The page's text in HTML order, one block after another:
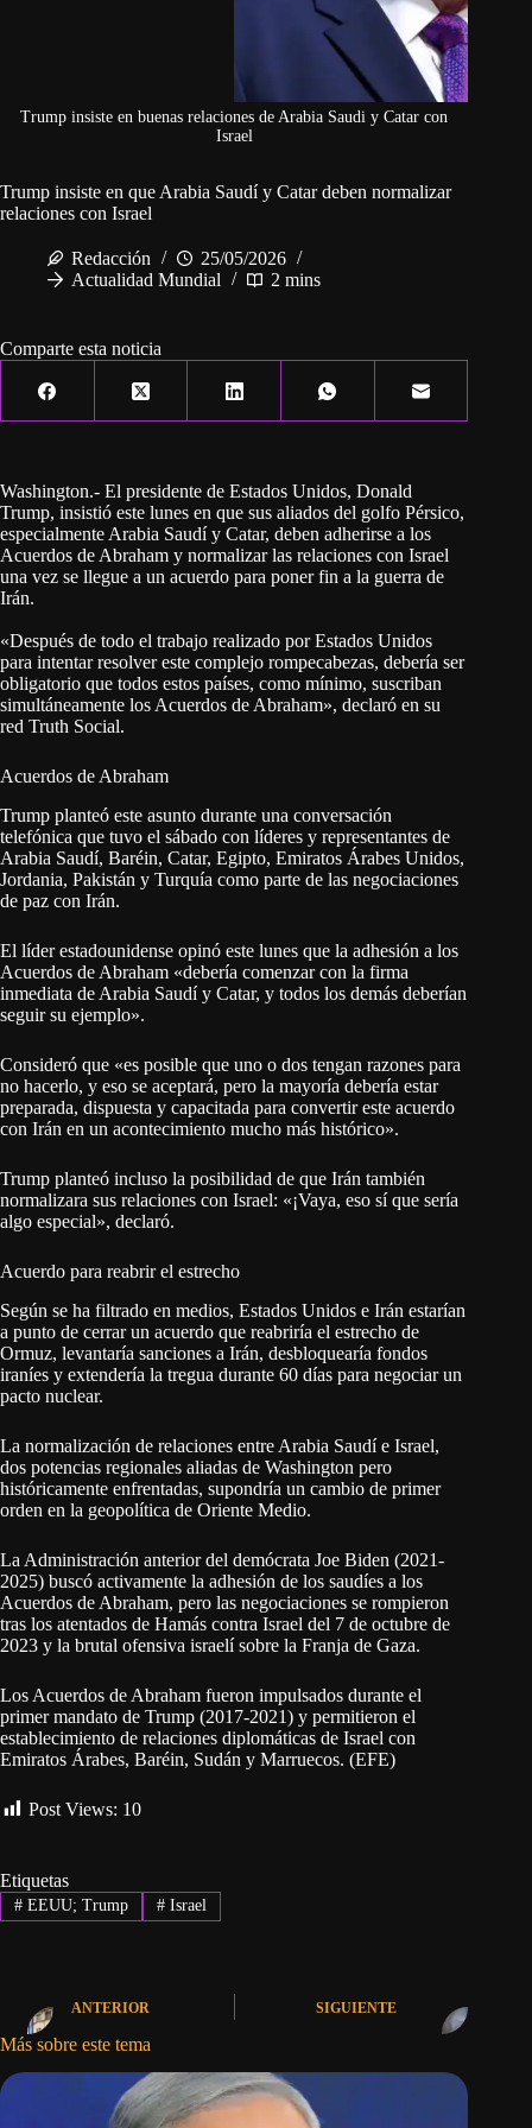
Trump insiste en buenas relaciones de Arabia Saudi y Catar con
Israel
Trump insiste en que Arabia Saudí y Catar deben normalizar
relaciones con Israel
Redacción
25/05/2026
Actualidad Mundial
2 mins
Comparte esta noticia
Washington.- El presidente de Estados Unidos, Donald
Trump, insistió este lunes en que sus aliados del golfo Pérsico,
especialmente Arabia Saudí y Catar, deben adherirse a los
Acuerdos de Abraham y normalizar las relaciones con Israel
una vez se llegue a un acuerdo para poner fin a la guerra de
Irán.
«Después de todo el trabajo realizado por Estados Unidos
para intentar resolver este complejo rompecabezas, debería ser
obligatorio que todos estos países, como mínimo, suscriban
simultáneamente los Acuerdos de Abraham», declaró en su
red Truth Social.
Acuerdos de Abraham
Trump planteó este asunto durante una conversación
telefónica que tuvo el sábado con líderes y representantes de
Arabia Saudí, Baréin, Catar, Egipto, Emiratos Árabes Unidos,
Jordania, Pakistán y Turquía como parte de las negociaciones
de paz con Irán.
El líder estadounidense opinó este lunes que la adhesión a los
Acuerdos de Abraham «debería comenzar con la firma
inmediata de Arabia Saudí y Catar, y todos los demás deberían
seguir su ejemplo».
Consideró que «es posible que uno o dos tengan razones para
no hacerlo, y eso se aceptará, pero la mayoría debería estar
preparada, dispuesta y capacitada para convertir este acuerdo
con Irán en un acontecimiento mucho más histórico».
Trump planteó incluso la posibilidad de que Irán también
normalizara sus relaciones con Israel: «¡Vaya, eso sí que sería
algo especial», declaró.
Acuerdo para reabrir el estrecho
Según se ha filtrado en medios, Estados Unidos e Irán estarían
a punto de cerrar un acuerdo que reabriría el estrecho de
Ormuz, levantaría sanciones a Irán, desbloquearía fondos
iraníes y extendería la tregua durante 60 días para negociar un
pacto nuclear.
La normalización de relaciones entre Arabia Saudí e Israel,
dos potencias regionales aliadas de Washington pero
históricamente enfrentadas, supondría un cambio de primer
orden en la geopolítica de Oriente Medio.
La Administración anterior del demócrata Joe Biden (2021-
2025) buscó activamente la adhesión de los saudíes a los
Acuerdos de Abraham, pero las negociaciones se rompieron
tras los atentados de Hamás contra Israel del 7 de octubre de
2023 y la brutal ofensiva israelí sobre la Franja de Gaza.
Los Acuerdos de Abraham fueron impulsados durante el
primer mandato de Trump (2017-2021) y permitieron el
establecimiento de relaciones diplomáticas de Israel con
Emiratos Árabes, Baréin, Sudán y Marruecos. (EFE)
Post Views: 10
Etiquetas
#EEUU; Trump #Israel
ANTERIOR SIGUIENTE
Más sobre este tema